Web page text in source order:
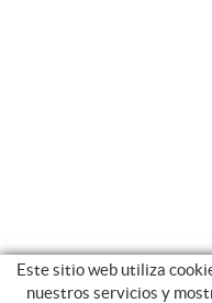
Este sitio web utiliza
nuestros servicios y